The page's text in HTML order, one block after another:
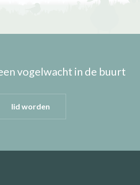
vogelwacht in de buurt
lid worden